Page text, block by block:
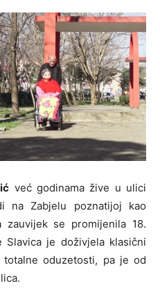
već godinama žive u ulici
na Zabjelu poznatijoj kao
zauvijek se promijenila 18.
Slavica je doživjela klasični
oduzetosti, pa je od